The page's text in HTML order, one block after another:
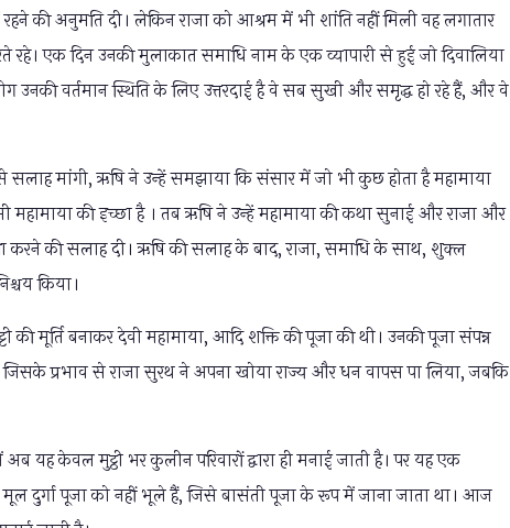
की अनुमति दी। लेकिन राजा को आश्रम में भी शांति नहीं मिली वह लगातार
एक दिन उनकी मुलाकात समाधि नाम के एक व्यापारी से हुई जो दिवालिया
उनकी वर्तमान स्थिति के लिए उत्तरदाई है वे सब सुखी और समृद्ध हो रहे हैं, और वे
मांगी, ऋषि ने उन्हें समझाया कि संसार में जो भी कुछ होता है महामाया
महामाया की इच्छा है । तब ऋषि ने उन्हें महामाया की कथा सुनाई और राजा और
करने की सलाह दी। ऋषि की सलाह के बाद, राजा, समाधि के साथ, शुक्ल
किया।
मूर्ति बनाकर देवी महामाया, आदि शक्ति की पूजा की थी। उनकी पूजा संपन्न
जिसके प्रभाव से राजा सुरथ ने अपना खोया राज्य और धन वापस पा लिया, जबकि
यह केवल मुट्ठी भर कुलीन परिवारों द्वारा ही मनाई जाती है। पर यह एक
दुर्गा पूजा को नहीं भूले हैं, जिसे बासंती पूजा के रूप में जाना जाता था। आज